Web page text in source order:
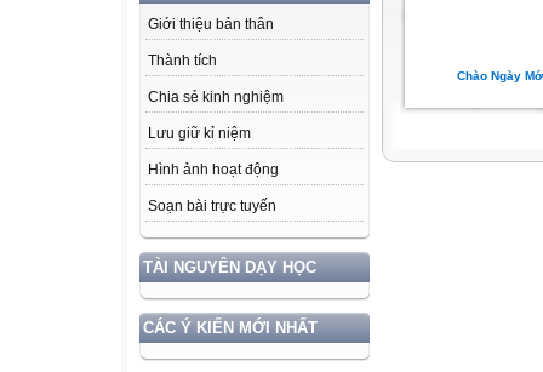
Giới thiệu bản thân
Thành tích
Chia sẻ kinh nghiệm
Lưu giữ kỉ niệm
Hình ảnh hoạt động
Soạn bài trực tuyến
TÀI NGUYÊN DẠY HỌC
CÁC Ý KIẾN MỚI NHẤT
Chào Ngày